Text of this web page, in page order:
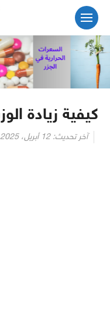
التجاوز
المحتوى
كيفية زيادة
آخر تحديث: 12 أبريل، 2025